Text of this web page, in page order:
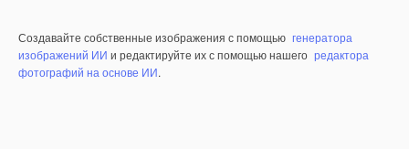
Создавайте собственные изображения с помощью генератора
изображений ИИ и редактируйте их с помощью нашего редактора
фотографий на основе ИИ.